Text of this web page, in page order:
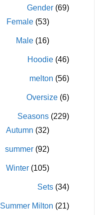
Gender (69)
Female (53)
Male (16)
Hoodie (46)
melton (56)
Oversize (6)
Seasons (229)
Autumn (32)
summer (92)
Winter (105)
Sets (34)
Summer Milton (21)